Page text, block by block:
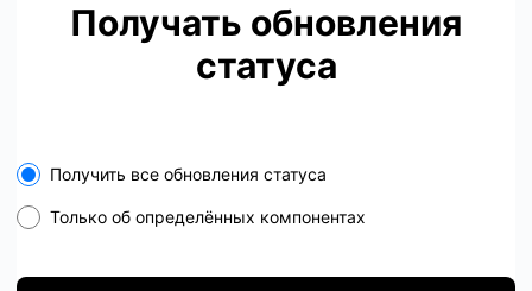
Получать обновления
статуса
Select the components you want to receive updates for
Получить все обновления статуса
Только об определённых компонентах